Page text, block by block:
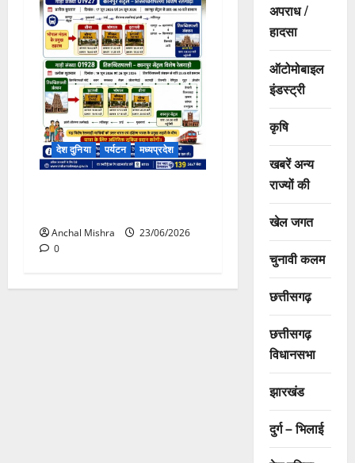
देश दुनिया पर्यटन मध्यप्रदेश
Anchal Mishra
23/06/2026
0
अपराध /
हादसा
ऑटोमोबाइल
इंडस्ट्री
कृषि
खबरें अन्य
राज्यों की
खेल जगत
चुनावी कलम
छत्तीसगढ़
छत्तीसगढ़
विधानसभा
झारखंड
दुर्ग – भिलाई